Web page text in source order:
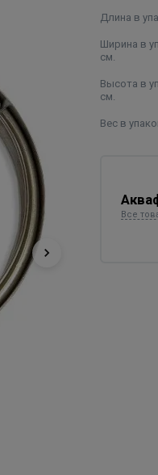
Длина в
Ширина в
см.
Высота в
см.
Вес в
Все